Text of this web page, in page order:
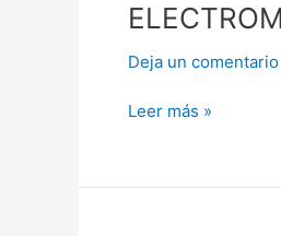
Deja un comentario
Leer más »